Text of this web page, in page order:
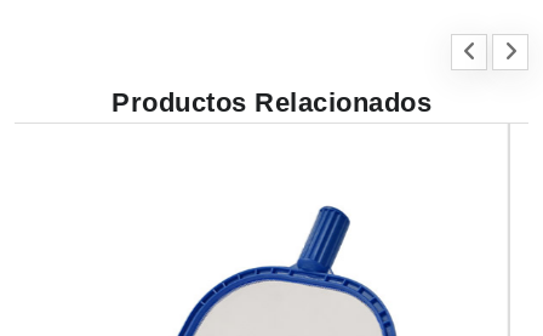
Productos Relacionados